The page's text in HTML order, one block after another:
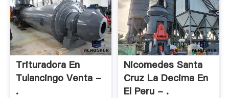
Trituradora En
Tulancingo Venta -
.
Nicomedes Santa
Cruz La Decima En
El Peru - .